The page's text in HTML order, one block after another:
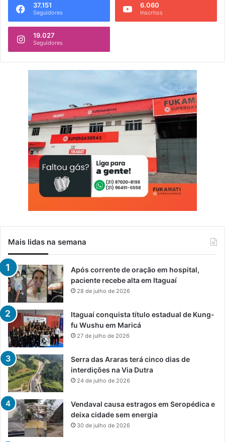
37.151
Seguidores
6.060
Inscritos
19.027
Seguidores
Mais lidas na semana
Após corrente de oração em hospital,
paciente recebe alta em Itaguaí
28 de julho de 2026
Itaguaí conquista título estadual de Kung-
fu Wushu em Maricá
27 de julho de 2026
Serra das Araras terá cinco dias de
interdições na Via Dutra
24 de julho de 2026
Vendaval causa estragos em Seropédica e
deixa cidade sem energia
30 de julho de 2026